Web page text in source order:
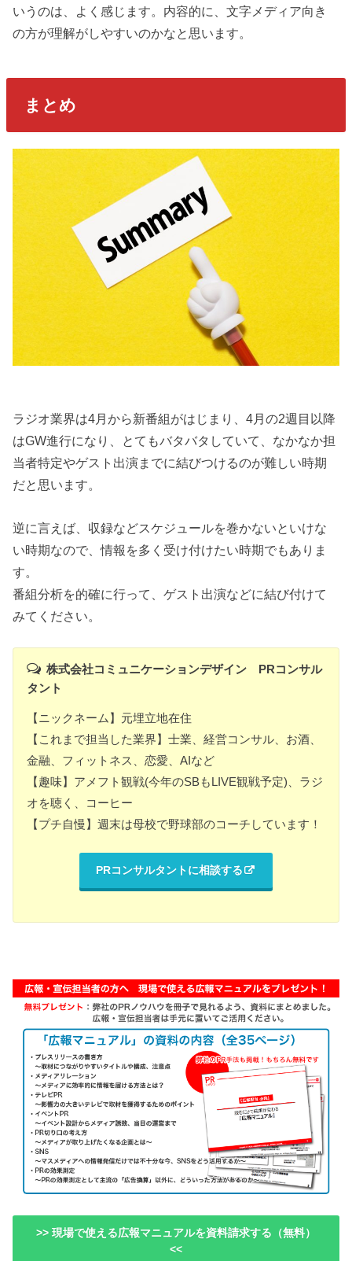
いうのは、よく感じます。内容的に、文字メディア向き
の方が理解がしやすいのかなと思います。
まとめ
ラジオ業界は4月から新番組がはじまり、4月の2週目以降
はGW進行になり、とてもバタバタしていて、なかなか担
当者特定やゲスト出演までに結びつけるのが難しい時期
だと思います。
逆に言えば、収録などスケジュールを巻かないといけな
い時期なので、情報を多く受け付けたい時期でもありま
す。
番組分析を的確に行って、ゲスト出演などに結び付けて
みてください。
株式会社コミュニケーションデザイン PRコンサル
タント
【ニックネーム】元埋立地在住
【これまで担当した業界】士業、経営コンサル、お酒、
金融、フィットネス、恋愛、AIなど
【趣味】アメフト観戦(今年のSBもLIVE観戦予定)、ラジ
オを聴く、コーヒー
【プチ自慢】週末は母校で野球部のコーチしています！
PRコンサルタントに相談する
>> 現場で使える広報マニュアルを資料請求する（無料）
<<